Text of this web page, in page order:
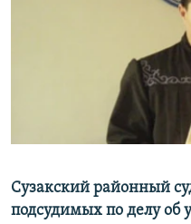
ЭЕ/АРнун бардык
Сузакский районный
подсудимых по делу об